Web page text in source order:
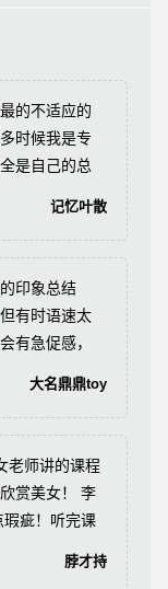
的不适应的
时候我是专
是自己的总
记忆叶散
印象总结
有时语速太
有急促感，
大名鼎鼎toy
老师讲的课程
赏美女！ 李
疵！听完课
脖才持